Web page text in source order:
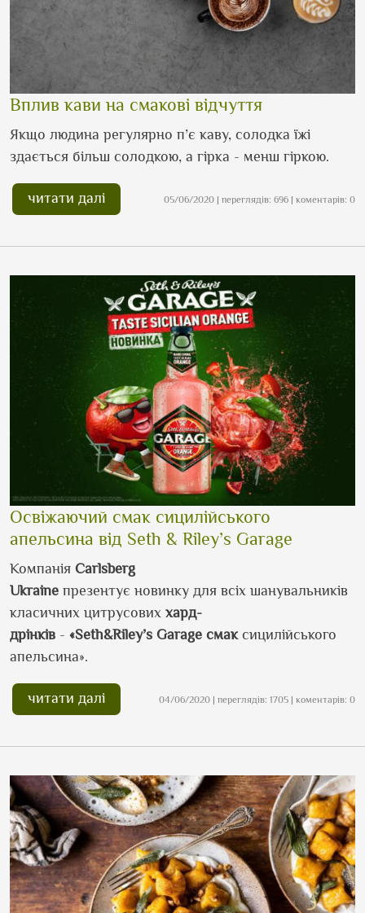
Вплив кави на смакові відчуття
Якщо людина регулярно п’є каву, солодка їжі
здаєтьcя більш солодкою, а гірка - менш гіркою.
читати далі 05/06/2020 | переглядів: 696 | коментарів: 0
Освіжаючий смак сицилійського
апельсина від Seth & Riley’s Garage
Компанія Carlsberg
Ukraine презентує новинку для всіх шанувальників
класичних цитрусових хард-
дрінків - «Seth&Riley’s Garage смак сицилійського
апельсина».
читати далі 04/06/2020 | переглядів: 1705 | коментарів: 0